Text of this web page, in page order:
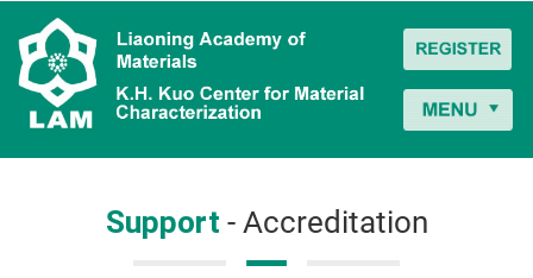
Support - Accreditation